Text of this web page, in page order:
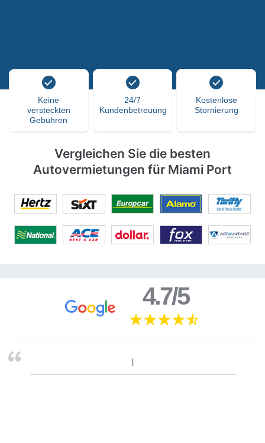
Keine
versteckten
Gebühren
24/7
Kundenbetreuung
Kostenlose
Stornierung
Vergleichen Sie die besten
Autovermietungen für Miami Port
4.7/5